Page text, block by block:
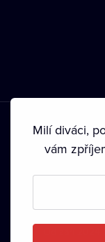
Podmínky
Milí diváci,
vám